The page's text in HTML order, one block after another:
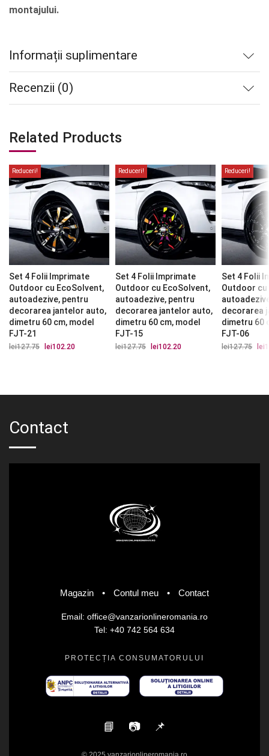
montajului.
Informații suplimentare
Recenzii (0)
Related Products
Reduceri!
Set 4 Folii Imprimate
Outdoor cu EcoSolvent,
autoadezive, pentru
decorarea jantelor auto,
dimetru 60 cm, model
FJT-21
lei127.75
Prețul
lei102.20
Reduceri!
Set 4 Folii Imprimate
Outdoor cu EcoSolvent,
autoadezive, pentru
decorarea jantelor auto,
dimetru 60 cm, model
FJT-15
lei127.75
Prețul
lei102.20
Reduceri!
Set 4 Folii
Outdoor cu
decorarea
dimetru 60
FJT-06
lei127.75 lei
Contact
Magazin • Contul meu • Contact
Email: office@vanzarionlineromania.ro
Tel: +40 742 564 634
PROTECȚIA CONSUMATORULUI
📘 📷 📌